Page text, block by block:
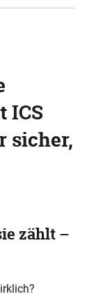
ICS
sicher,
zählt –